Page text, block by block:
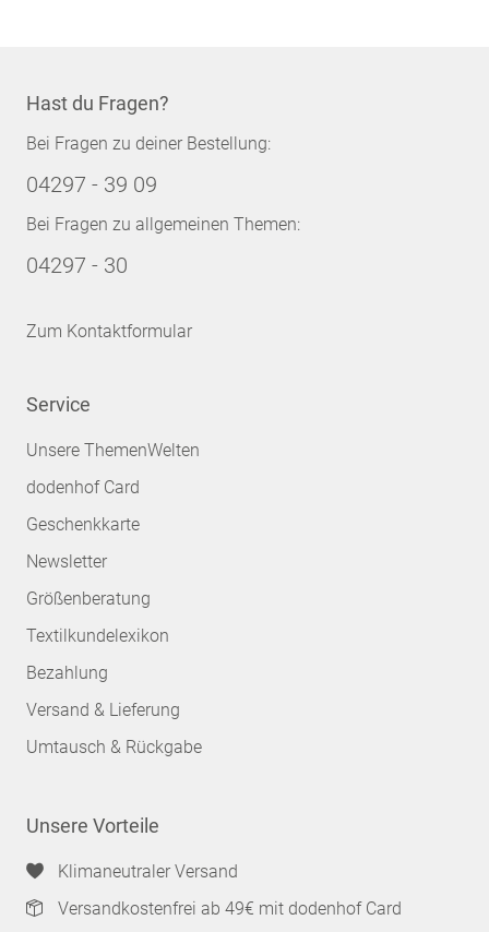
Hast du Fragen?
Bei Fragen zu deiner Bestellung:
04297 - 39 09
Bei Fragen zu allgemeinen Themen:
04297 - 30
Zum Kontaktformular
Service
Unsere ThemenWelten
dodenhof Card
Geschenkkarte
Newsletter
Größenberatung
Textilkundelexikon
Bezahlung
Versand & Lieferung
Umtausch & Rückgabe
Unsere Vorteile
Klimaneutraler Versand
Versandkostenfrei ab 49€ mit dodenhof Card